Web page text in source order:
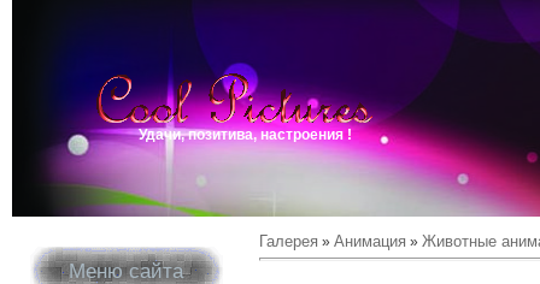
Удачи, позитива, настроения !
Меню сайта
Галерея » Анимация » Животные